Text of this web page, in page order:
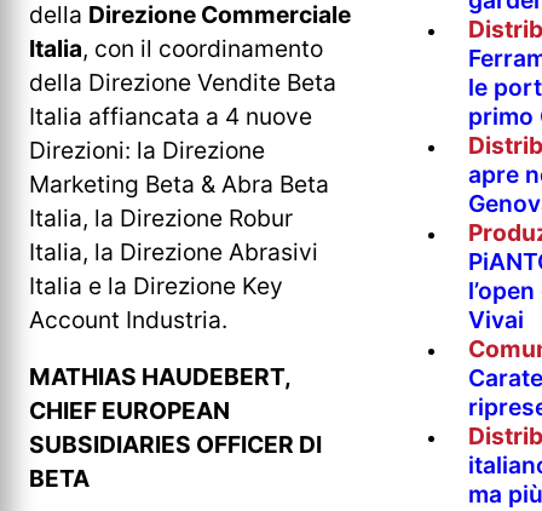
della Direzione Commerciale
Italia, con il coordinamento
della Direzione Vendite Beta
Italia affiancata a 4 nuove
Direzioni: la Direzione
Marketing Beta & Abra Beta
Italia, la Direzione Robur
Italia, la Direzione Abrasivi
Italia e la Direzione Key
Account Industria.
MATHIAS HAUDEBERT,
CHIEF EUROPEAN
SUBSIDIARIES OFFICER DI
BETA
le
primo
apre
Vivai
ma